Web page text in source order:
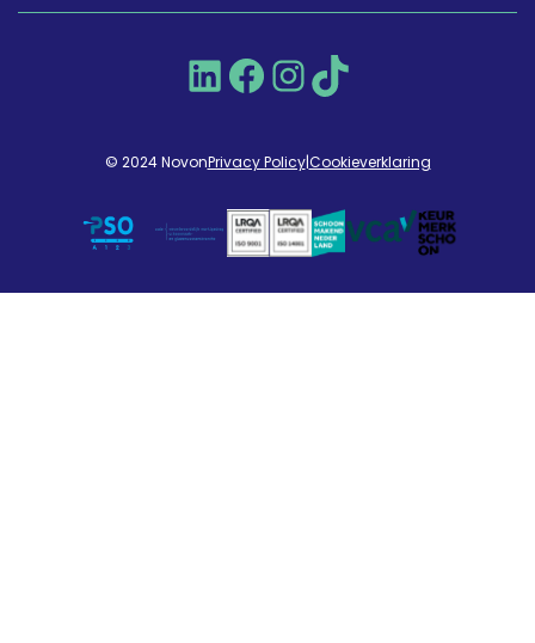
LinkedInFacebookInstagram
TikTok
© 2024 NovonPrivacy Policy|Cookieverklaring